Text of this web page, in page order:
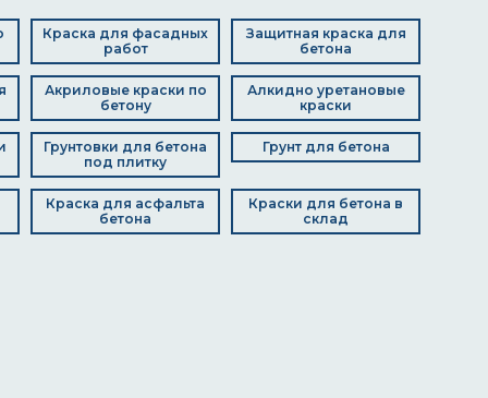
Краска для фасадных
работ
Защитная краска для
бетона
Акриловые краски по
бетону
Алкидно уретановые
краски
Грунтовки для бетона
под плитку
Грунт для бетона
Краска для асфальта
бетона
Краски для бетона в
склад